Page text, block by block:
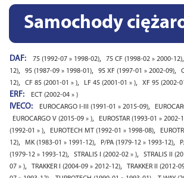
Samochody
DAF: 75 (1992-07 » 1998-02), 75 CF (1998-02 » 2000-12),
12), 95 (1987-09 » 1998-01), 95 XF (1997-01 » 2002-09),
12), CF 85 (2001-01 » ), LF 45 (2001-01 » ), XF 95 (2002-
ERF: ECT (2002-04 » )
IVECO: EUROCARGO I-III (1991-01 » 2015-09),
EUROCARGO V (2015-09 » ), EUROSTAR (1993-01 » 2002-
(1992-01 » ), EUROTECH MT (1992-01 » 1998-08),
12), MK (1983-01 » 1991-12), P/PA (1979-12 » 1993-12),
(1979-12 » 1993-12), STRALIS I (2002-02 » ), STRALIS II
07 » ), TRAKKER I (2004-09 » 2012-12), TRAKKER II (2012-